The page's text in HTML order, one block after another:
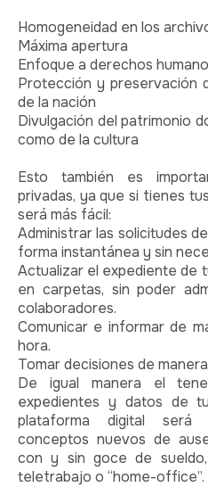
Homogeneidad en los
Máxima apertura
Enfoque a derechos
Protección y preservación
de la nación
Divulgación del patrimonio
como de la cultura
Esto también es
privadas, ya que si tienes
será más fácil:
Administrar las solicitudes
forma instantánea y sin
Actualizar el expediente de
en carpetas, sin poder
colaboradores.
Comunicar e informar de
hora.
Tomar decisiones de
De igual manera el
expedientes y datos de
plataforma digital será
conceptos nuevos de
con y sin goce de
teletrabajo o “home-office”.